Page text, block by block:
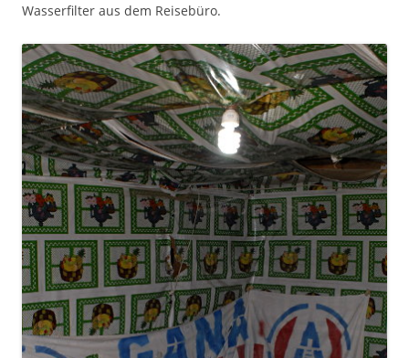
Wasserfilter aus dem Reisebüro.